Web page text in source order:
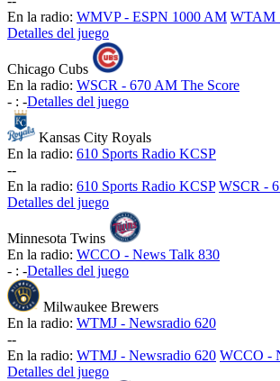
En la radio: WMVP - ESPN 1000 AM WTAM
Detalles del juego
Chicago Cubs
En la radio: WSCR - 670 AM The Score
- : -Detalles del juego
Kansas City Royals
En la radio: 610 Sports Radio KCSP
--
En la radio: 610 Sports Radio KCSP WSCR -
Detalles del juego
Minnesota Twins
En la radio: WCCO - News Talk 830
- : -Detalles del juego
Milwaukee Brewers
En la radio: WTMJ - Newsradio 620
--
En la radio: WTMJ - Newsradio 620 WCCO -
Detalles del juego